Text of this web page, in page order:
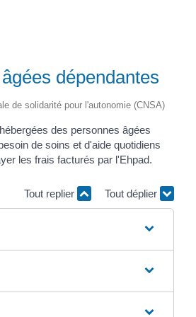
dépendantes
de solidarité pour l'autonomie (CNSA)
des personnes âgées
de soins et d'aide quotidiens
les frais facturés par l'Ehpad.
Tout replier Tout déplier